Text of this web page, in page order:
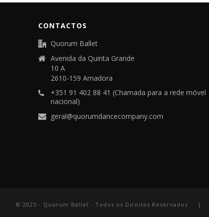
CONTACTOS
Quorum Ballet
Avenida da Quinta Grande
10 A
2610-159 Amadora
+351 91 402 88 41 (Chamada para a rede móvel
nacional)
geral@quorumdancecompany.com
© 2025 - Quorum Ballet - Todos os Direitos Reservados |